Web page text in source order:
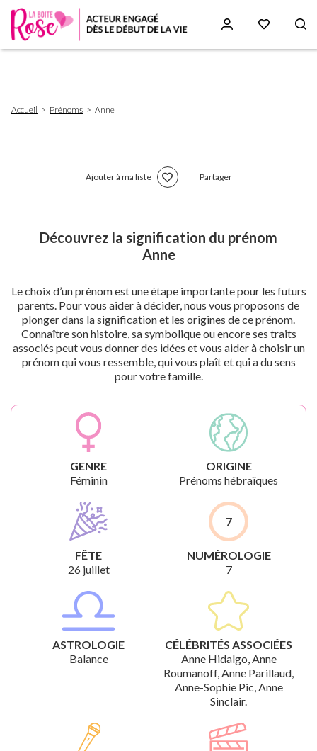
d'Ariane
Accueil Prénoms Anne
Ajouter à ma liste Partager
Découvrez la signification du prénom
Anne
Le choix d’un prénom est une étape importante pour les futurs
parents. Pour vous aider à décider, nous vous proposons de
plonger dans la signification et les origines de ce prénom.
Connaître son histoire, sa symbolique ou encore ses traits
associés peut vous donner des idées et vous aider à choisir un
prénom qui vous ressemble, qui vous plaît et qui a du sens
pour votre famille.
GENRE
Féminin
ORIGINE
Prénoms hébraïques
FÊTE
26 juillet
7
NUMÉROLOGIE
7
ASTROLOGIE
Balance
CÉLÉBRITÉS ASSOCIÉES
Anne Hidalgo, Anne
Roumanoff, Anne Parillaud,
Anne-Sophie Pic, Anne
Sinclair.